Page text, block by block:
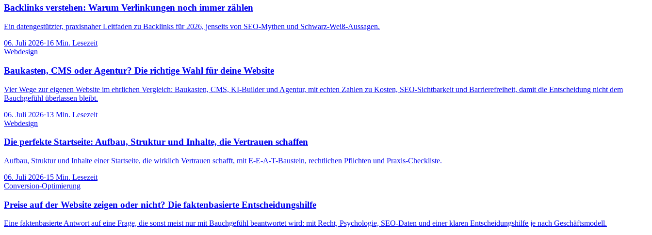
Backlinks verstehen: Warum Verlinkungen noch immer zählen
Ein datengestützter, praxisnaher Leitfaden zu Backlinks für 2026, jenseits von SEO-Mythen und Schwarz-Weiß-Aussagen.
06. Juli 2026·16 Min. Lesezeit
Webdesign
Baukasten, CMS oder Agentur? Die richtige Wahl für deine Website
Vier Wege zur eigenen Website im ehrlichen Vergleich: Baukasten, CMS, KI-Builder und Agentur, mit echten Zahlen zu Kosten, SEO-Sichtbarkeit und Barrierefreiheit, damit die Entscheidung nicht dem
Bauchgefühl überlassen bleibt.
06. Juli 2026·13 Min. Lesezeit
Webdesign
Die perfekte Startseite: Aufbau, Struktur und Inhalte, die Vertrauen schaffen
Aufbau, Struktur und Inhalte einer Startseite, die wirklich Vertrauen schafft, mit E-E-A-T-Baustein, rechtlichen Pflichten und Praxis-Checkliste.
06. Juli 2026·15 Min. Lesezeit
Conversion-Optimierung
Preise auf der Website zeigen oder nicht? Die faktenbasierte Entscheidungshilfe
Eine faktenbasierte Antwort auf eine Frage, die sonst meist nur mit Bauchgefühl beantwortet wird: mit Recht, Psychologie, SEO-Daten und einer klaren Entscheidungshilfe je nach Geschäftsmodell.